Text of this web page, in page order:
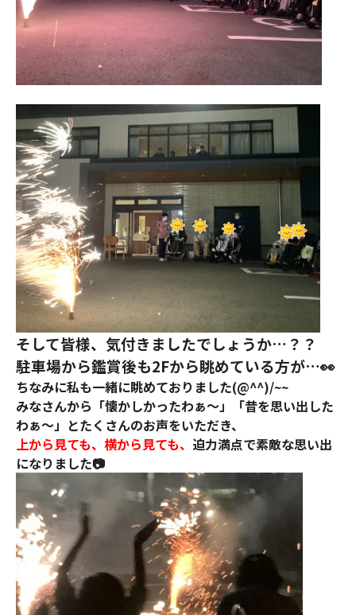
そして皆様、気付きましたでしょうか…？？
駐車場から鑑賞後も2Fから眺めている方が…👀
ちなみに私も一緒に眺めておりました(@^^)/~~
みなさんから「懐かしかったわぁ～」「昔を思い出した
わぁ～」とたくさんのお声をいただき、
上から見ても、横から見ても、 迫力満点で素敵な思い出
になりました📷